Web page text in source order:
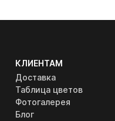
КЛИЕНТАМ
Доставка
Таблица цветов
Фотогалерея
Блог